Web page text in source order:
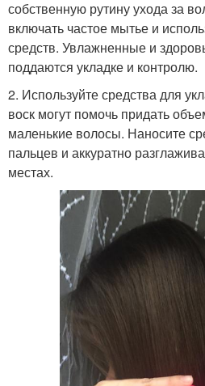
собственную рутину ухода за
включать частое мытье и
средств. Увлажненные и
поддаются укладке и контролю.
2. Используйте средства для
воск могут помочь придать
маленькие волосы. Наносите
пальцев и аккуратно
местах.